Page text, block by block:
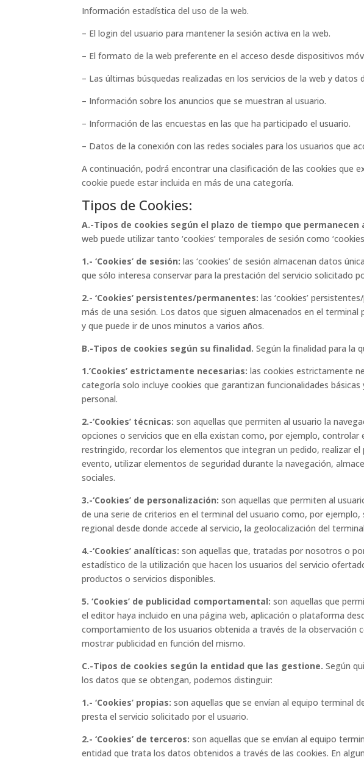
Información estadística del uso de la web.
– El login del usuario para mantener la sesión activa en la web.
– El formato de la web preferente en el acceso desde dispositivos
– Las últimas búsquedas realizadas en los servicios de la web y datos
– Información sobre los anuncios que se muestran al usuario.
– Información de las encuestas en las que ha participado el usuario.
– Datos de la conexión con las redes sociales para los usuarios que
A continuación, podrá encontrar una clasificación de las cookies que
cookie puede estar incluida en más de una categoría.
Tipos de Cookies:
A.-Tipos de cookies según el plazo de tiempo que permanecen
web puede utilizar tanto ‘cookies’ temporales de sesión como
1.- ‘Cookies’ de sesión: las ‘cookies’ de sesión almacenan datos
que sólo interesa conservar para la prestación del servicio solicitado
2.- ‘Cookies’ persistentes/permanentes: las ‘cookies’
más de una sesión. Los datos que siguen almacenados en el
y que puede ir de unos minutos a varios años.
B.-Tipos de cookies según su finalidad. Según la finalidad para la
1.’Cookies’ estrictamente necesarias: las cookies estrictamente
categoría solo incluye cookies que garantizan funcionalidades
personal.
2.-‘Cookies’ técnicas: son aquellas que permiten al usuario la
opciones o servicios que en ella existan como, por ejemplo,
restringido, recordar los elementos que integran un pedido, realizar
evento, utilizar elementos de seguridad durante la navegación,
sociales.
3.-‘Cookies’ de personalización: son aquellas que permiten al
de una serie de criterios en el terminal del usuario como, por
regional desde donde accede al servicio, la geolocalización del
4.-‘Cookies’ analíticas: son aquellas que, tratadas por nosotros o
estadístico de la utilización que hacen los usuarios del servicio
productos o servicios disponibles.
5. ‘Cookies’ de publicidad comportamental: son aquellas que
el editor haya incluido en una página web, aplicación o plataforma
comportamiento de los usuarios obtenida a través de la observación
mostrar publicidad en función del mismo.
C.-Tipos de cookies según la entidad que las gestione. Según
los datos que se obtengan, podemos distinguir:
1.- ‘Cookies’ propias: son aquellas que se envían al equipo terminal
presta el servicio solicitado por el usuario.
2.- ‘Cookies’ de terceros: son aquellas que se envían al equipo
entidad que trata los datos obtenidos a través de las cookies. En